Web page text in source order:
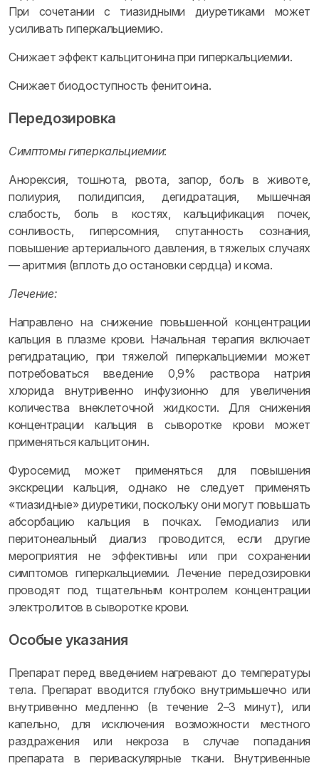
При сочетании с тиазидными диуретиками может
усиливать гиперкальциемию.
Снижает эффект кальцитонина при гиперкальциемии.
Снижает биодоступность фенитоина.
Передозировка
Симптомы гиперкальциемии:
Анорексия, тошнота, рвота, запор, боль в животе,
полиурия, полидипсия, дегидратация, мышечная
слабость, боль в костях, кальцификация почек,
сонливость, гиперсомния, спутанность сознания,
повышение артериального давления, в тяжелых случаях
— аритмия (вплоть до остановки сердца) и кома.
Лечение:
Направлено на снижение повышенной концентрации
кальция в плазме крови. Начальная терапия включает
регидратацию, при тяжелой гиперкальциемии может
потребоваться введение 0,9% раствора натрия
хлорида внутривенно инфузионно для увеличения
количества внеклеточной жидкости. Для снижения
концентрации кальция в сыворотке крови может
применяться кальцитонин.
Фуросемид может применяться для повышения
экскреции кальция, однако не следует применять
«тиазидные» диуретики, поскольку они могут повышать
абсорбацию кальция в почках. Гемодиализ или
перитонеальный диализ проводится, если другие
мероприятия не эффективны или при сохранении
симптомов гиперкальциемии. Лечение передозировки
проводят под тщательным контролем концентрации
электролитов в сыворотке крови.
Особые указания
Препарат перед введением нагревают до температуры
тела. Препарат вводится глубоко внутримышечно или
внутривенно медленно (в течение 2–3 минут), или
капельно, для исключения возможности местного
раздражения или некроза в случае попадания
препарата в периваскулярные ткани. Внутривенные